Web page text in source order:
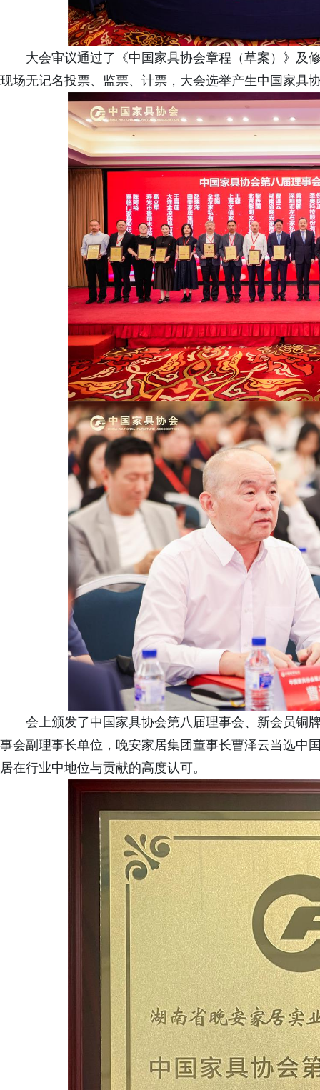
大会审议通过了《中国家具协会章程（草案）》及
现场无记名投票、监票、计票，大会选举产生中国家具
会上颁发了中国家具协会第八届理事会、新会员铜
事会副理事长单位，晚安家居集团董事长曹泽云当选中
居在行业中地位与贡献的高度认可。